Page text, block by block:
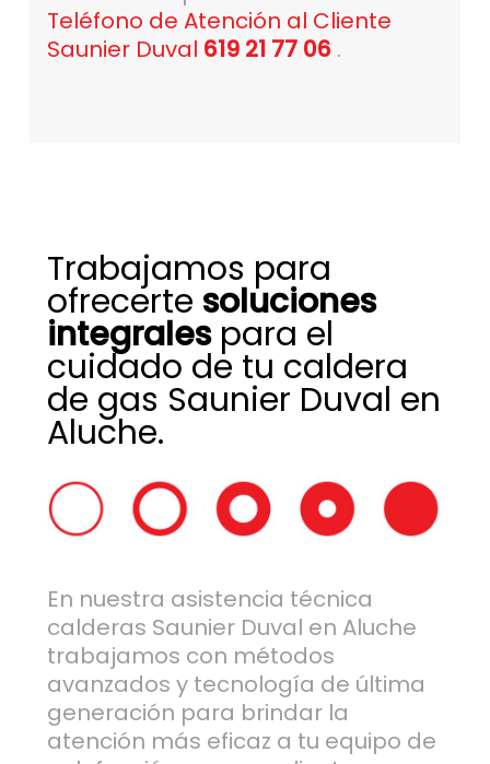
Teléfono de Atención al Cliente
Saunier Duval 619 21 77 06 .
Trabajamos para
ofrecerte soluciones
integralespara el
cuidado de tu caldera
de gas Saunier Duval en
Aluche.
En nuestra asistencia técnica
calderas Saunier Duval en Aluche
trabajamos con métodos
avanzados y tecnología de última
generación para brindar la
atención más eficaz a tu equipo de